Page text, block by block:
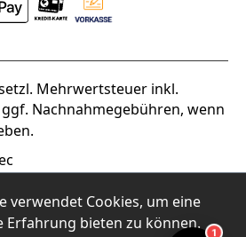
Mehrwertsteuer inkl.
Nachnahmegebühren, wenn
verwendet Cookies, um eine
Erfahrung bieten zu können.
1